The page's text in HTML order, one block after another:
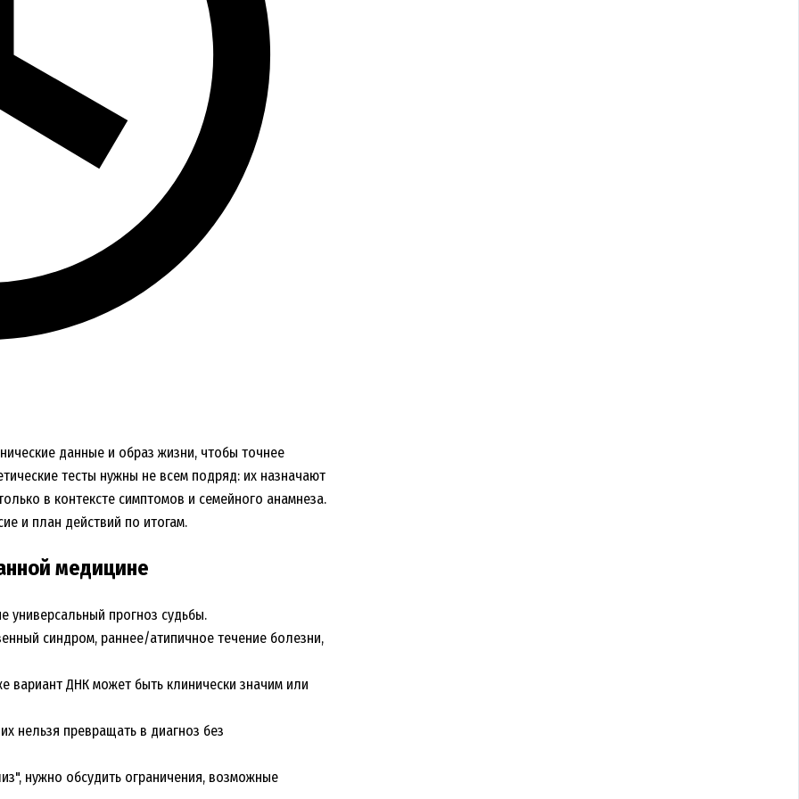
данные и образ жизни, чтобы точнее
тесты нужны не всем подряд: их назначают
в контексте симптомов и семейного анамнеза.
и план действий по итогам.
медицине
универсальный прогноз судьбы.
синдром, раннее/атипичное течение болезни,
вариант ДНК может быть клинически значим или
нельзя превращать в диагноз без
нужно обсудить ограничения, возможные